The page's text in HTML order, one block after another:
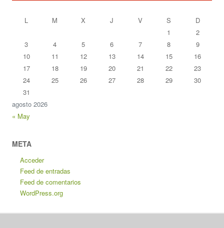
agosto 2026
L M X J V S
D
1
2
3
4 5 6 7 8
9
10
11 12 13 14 15
16
17
18 19 20 21 22
23
24
25 26 27 28 29
30
31
« May
META
Acceder
Feed de entradas
Feed de comentarios
WordPress.org